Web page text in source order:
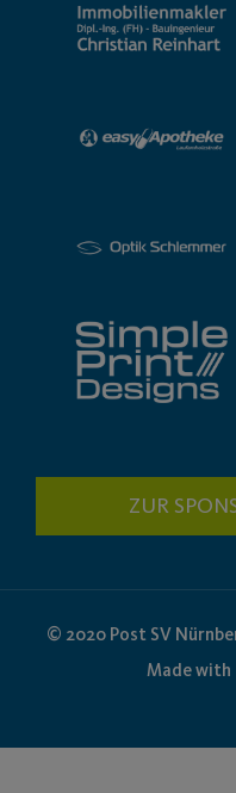
ZUR
© 2020 Post SV
Made with